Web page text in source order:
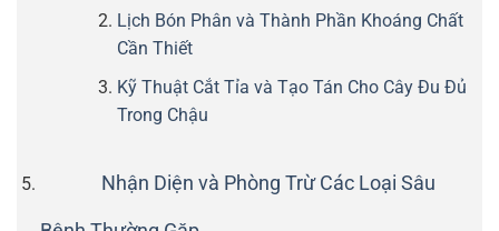
Lịch Bón Phân và Thành Phần Khoáng Chất
Cần Thiết
Kỹ Thuật Cắt Tỉa và Tạo Tán Cho Cây Đu Đủ
Trong Chậu
Nhận Diện và Phòng Trừ Các Loại Sâu